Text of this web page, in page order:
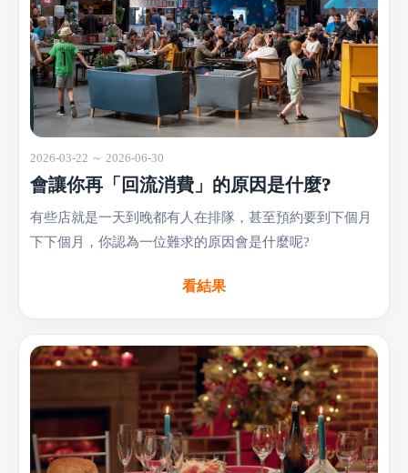
2026-03-22 ～ 2026-06-30
會讓你再「回流消費」的原因是什麼?
有些店就是一天到晚都有人在排隊，甚至預約要到下個月
下下個月，你認為一位難求的原因會是什麼呢?
看結果